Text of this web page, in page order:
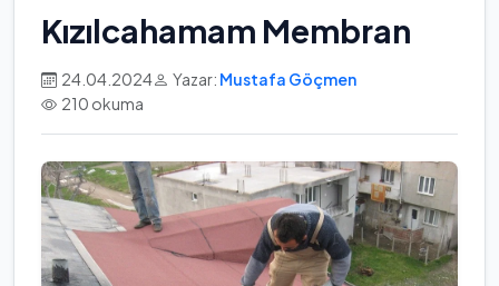
Kızılcahamam Membran
24.04.2024 Yazar: Mustafa Göçmen
210 okuma